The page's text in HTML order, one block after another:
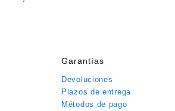
Garantías
Devoluciones
Plazos de entrega
Métodos de pago